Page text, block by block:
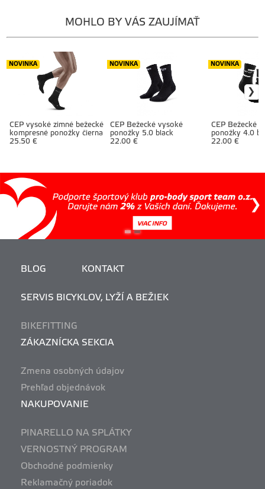
MOHLO BY VÁS ZAUJÍMAŤ
CEP vysoké zimné bežecké
kompresné ponožky čierna
NOVINKA
25.50 €
CEP Bežecké vysoké
ponožky 5.0 black
NOVINKA
22.00 €
CEP Bežecké
ponožky 4.0
NOVINKA
22.00 €
BLOG KONTAKT
SERVIS BICYKLOV, LYŽÍ A BEŽIEK
BIKEFITTING
ZÁKAZNÍCKA SEKCIA
Zmena osobných údajov
Prehľad objednávok
NAKUPOVANIE
PINARELLO NA SPLÁTKY
VERNOSTNÝ PROGRAM
Obchodné podmienky
Reklamačný poriadok